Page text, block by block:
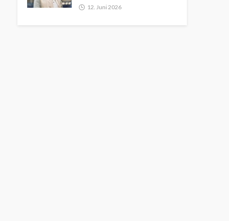
12. Juni 2026